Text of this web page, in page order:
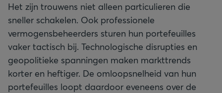
Het zijn trouwens niet alleen particulieren die
sneller schakelen. Ook professionele
vermogensbeheerders sturen hun portefeuilles
vaker tactisch bij. Technologische disrupties en
geopolitieke spanningen maken markttrends
korter en heftiger. De omloopsnelheid van hun
portefeuilles loopt daardoor eveneens over de